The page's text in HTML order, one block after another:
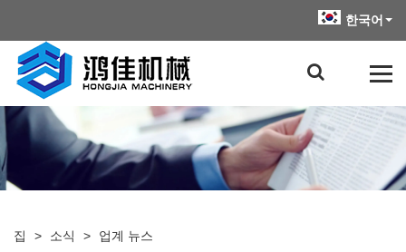
한국어
집 > 소식 > 업계 뉴스